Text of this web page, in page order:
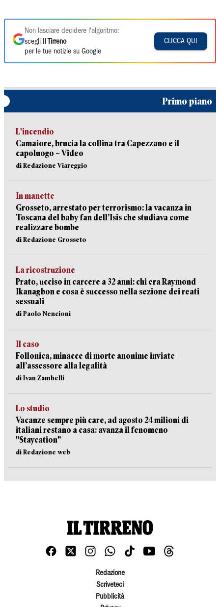
Non lasciare decidere l'algoritmo:
scegli
Il Tirreno
per le tue notizie su Google
CLICCA QUI
Primo piano
L'incendio
Camaiore, brucia la collina tra Capezzano e il
capoluogo – Video
di Redazione Viareggio
In manette
Grosseto, arrestato per terrorismo: la vacanza in
Toscana del baby fan dell’Isis che studiava come
realizzare bombe
di Redazione Grosseto
La ricostruzione
Prato, ucciso in carcere a 32 anni: chi era Raymond
Ikanagbon e cosa è successo nella sezione dei reati
sessuali
di Paolo Nencioni
Il caso
Follonica, minacce di morte anonime inviate
all’assessore alla legalità
di Ivan Zambelli
Lo studio
Vacanze sempre più care, ad agosto 24 milioni di
italiani restano a casa: avanza il fenomeno
"Staycation"
di Redazione web
Redazione
Scriveteci
Pubblicità